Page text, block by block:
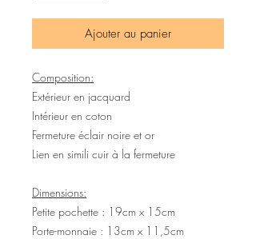
Ajouter au panier
Composition:
Extérieur en jacquard
Intérieur en coton
Fermeture éclair noire et or
Lien en simili cuir à la fermeture
Dimensions:
Petite pochette : 19cm x 15cm
Porte-monnaie : 13cm x 11,5cm